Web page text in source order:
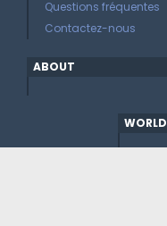
Questions fréquentes
Contactez-nous
ABOUT
WORLD